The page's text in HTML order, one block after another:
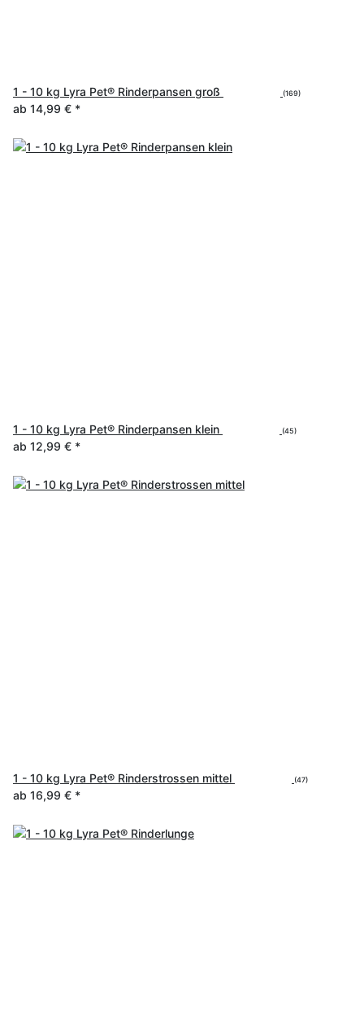
1 - 10 kg Lyra Pet® Rinderpansen groß (169)
ab 14,99 € *
1 - 10 kg Lyra Pet® Rinderpansen klein (45)
ab 12,99 € *
1 - 10 kg Lyra Pet® Rinderstrossen mittel (47)
ab 16,99 € *